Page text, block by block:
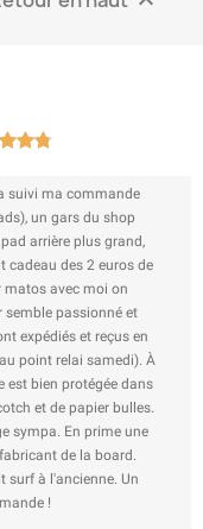

suivi ma commande
un gars du shop
arrière plus grand,
cadeau des 2 euros de
matos avec moi on
semble passionné et
expédiés et reçus en
point relai samedi). À
est bien protégée dans
et de papier bulles.
sympa. En prime une
de la board.
surf à l'ancienne. Un
!